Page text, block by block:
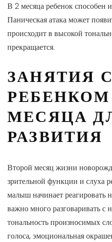
В 2 месяца ребенок способен
Паническая атака может
происходит в высокой
прекращается.
ЗАНЯТИЯ С
РЕБЕНКОМ
МЕСЯЦА
РАЗВИТИЯ
Второй месяц жизни
зрительной функции и слуха
малыш начинает реагировать
важно много разговаривать с
тональность произносимых
голоса, эмоциональная